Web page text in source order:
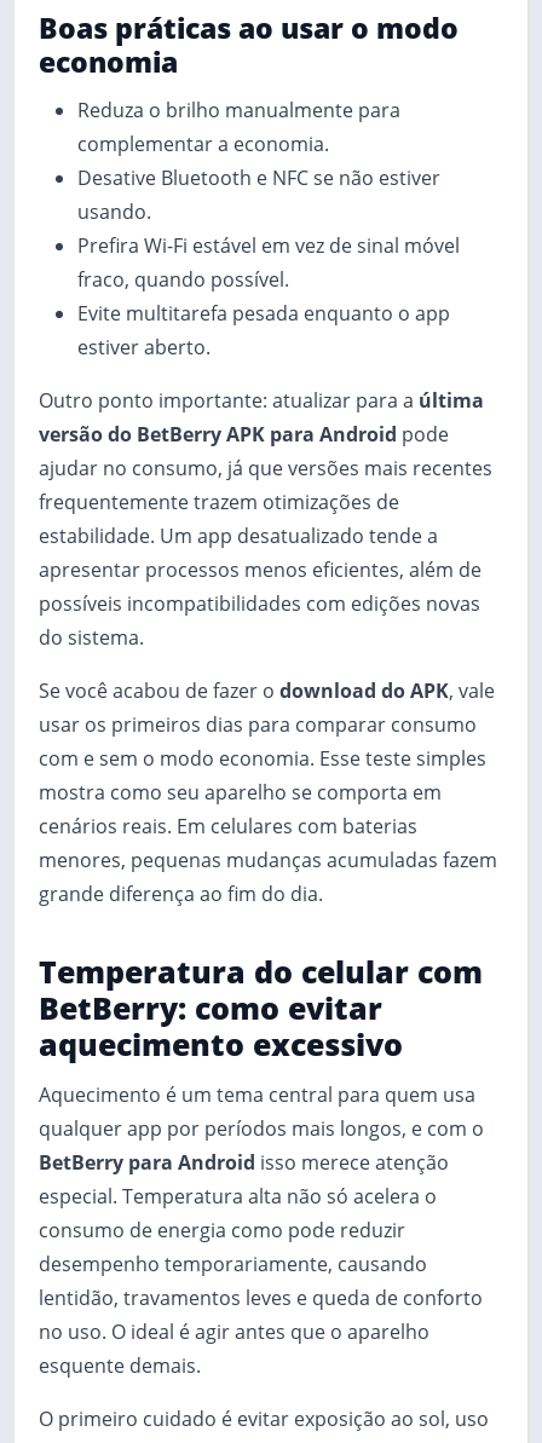
Boas práticas ao usar o modo
economia
Reduza o brilho manualmente para
complementar a economia.
Desative Bluetooth e NFC se não estiver
usando.
Prefira Wi‑Fi estável em vez de sinal móvel
fraco, quando possível.
Evite multitarefa pesada enquanto o app
estiver aberto.
Outro ponto importante: atualizar para a última
versão do BetBerry APK para Android pode
ajudar no consumo, já que versões mais recentes
frequentemente trazem otimizações de
estabilidade. Um app desatualizado tende a
apresentar processos menos eficientes, além de
possíveis incompatibilidades com edições novas
do sistema.
Se você acabou de fazer o download do APK, vale
usar os primeiros dias para comparar consumo
com e sem o modo economia. Esse teste simples
mostra como seu aparelho se comporta em
cenários reais. Em celulares com baterias
menores, pequenas mudanças acumuladas fazem
grande diferença ao fim do dia.
Temperatura do celular com
BetBerry: como evitar
aquecimento excessivo
Aquecimento é um tema central para quem usa
qualquer app por períodos mais longos, e com o
BetBerry para Android isso merece atenção
especial. Temperatura alta não só acelera o
consumo de energia como pode reduzir
desempenho temporariamente, causando
lentidão, travamentos leves e queda de conforto
no uso. O ideal é agir antes que o aparelho
esquente demais.
O primeiro cuidado é evitar exposição ao sol, uso